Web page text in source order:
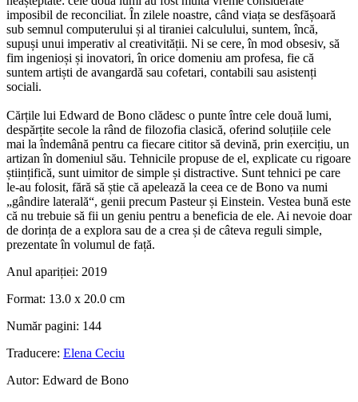
imposibil de reconciliat. În zilele noastre, când viața se desfășoară
sub semnul computerului și al tiraniei calculului, suntem, încă,
supuși unui imperativ al creativității. Ni se cere, în mod obsesiv, să
fim ingenioși și inovatori, în orice domeniu am profesa, fie că
suntem artiști de avangardă sau cofetari, contabili sau asistenți
sociali.
Cărțile lui Edward de Bono clădesc o punte între cele două lumi,
despărțite secole la rând de filozofia clasică, oferind soluțiile cele
mai la îndemână pentru ca fiecare cititor să devină, prin exercițiu, un
artizan în domeniul său. Tehnicile propuse de el, explicate cu rigoare
științifică, sunt uimitor de simple și distractive. Sunt tehnici pe care
le-au folosit, fără să știe că apelează la ceea ce de Bono va numi
„gândire laterală“, genii precum Pasteur și Einstein. Vestea bună este
că nu trebuie să fii un geniu pentru a beneficia de ele. Ai nevoie doar
de dorința de a explora sau de a crea și de câteva reguli simple,
prezentate în volumul de față.
Anul apariției: 2019
Format: 13.0 x 20.0 cm
Număr pagini: 144
Traducere: Elena Ceciu
Autor: Edward de Bono